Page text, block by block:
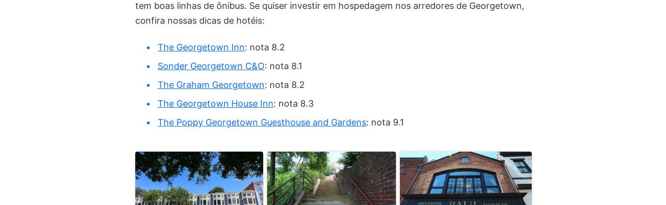
tem boas linhas de ônibus. Se quiser investir em hospedagem nos arredores de Georgetown,
confira nossas dicas de hotéis:
The Georgetown Inn: nota 8.2
Sonder Georgetown C&O: nota 8.1
The Graham Georgetown: nota 8.2
The Georgetown House Inn: nota 8.3
The Poppy Georgetown Guesthouse and Gardens: nota 9.1